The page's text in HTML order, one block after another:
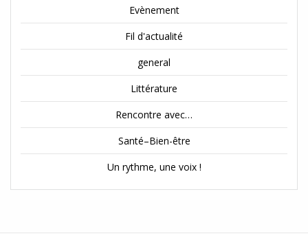
Evènement
Fil d'actualité
general
Littérature
Rencontre avec…
Santé–Bien-être
Un rythme, une voix !